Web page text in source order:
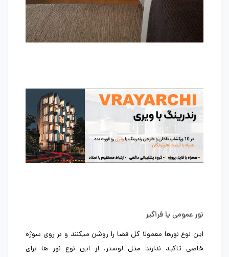
نور عمومی یا فراگیر
این نوع نورها معمولا کل فضا را روشن میکنند و بر روی سوژه
خاصی تاکید ندارند مثل لوستر. از این نوع نور ها برای